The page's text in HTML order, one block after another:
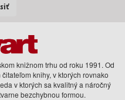
knižnom trhu od roku 1991. Od
knihy, v ktorých rovnako
v ktorých sa kvalitný a náročný
bezchybnou formou.